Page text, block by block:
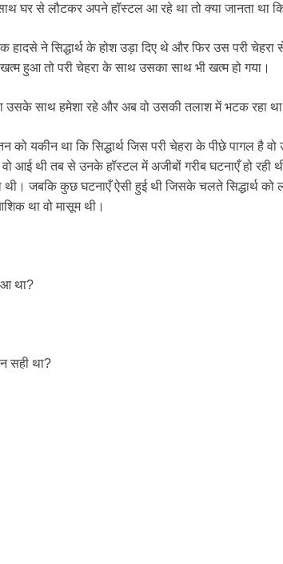
घर से लौटकर अपने हॉस्टल आ रहे था तो क्या जानता था
ने सिद्धार्थ के होश उड़ा दिए थे और फिर उस परी
हुआ तो परी चेहरा के साथ उसका साथ भी खत्म हो गया।
उसके साथ हमेशा रहे और अब वो उसकी तलाश में भटक रहा
को यकीन था कि सिद्धार्थ जिस परी चेहरा के पीछे पागल है
वो आई थी तब से उनके हॉस्टल में अजीबों गरीब घटनाएँ हो रही
थी। जबकि कुछ घटनाएँ ऐसी हुई थी जिसके चलते सिद्धार्थ को
था वो मासूम थी।
था?
सही था?